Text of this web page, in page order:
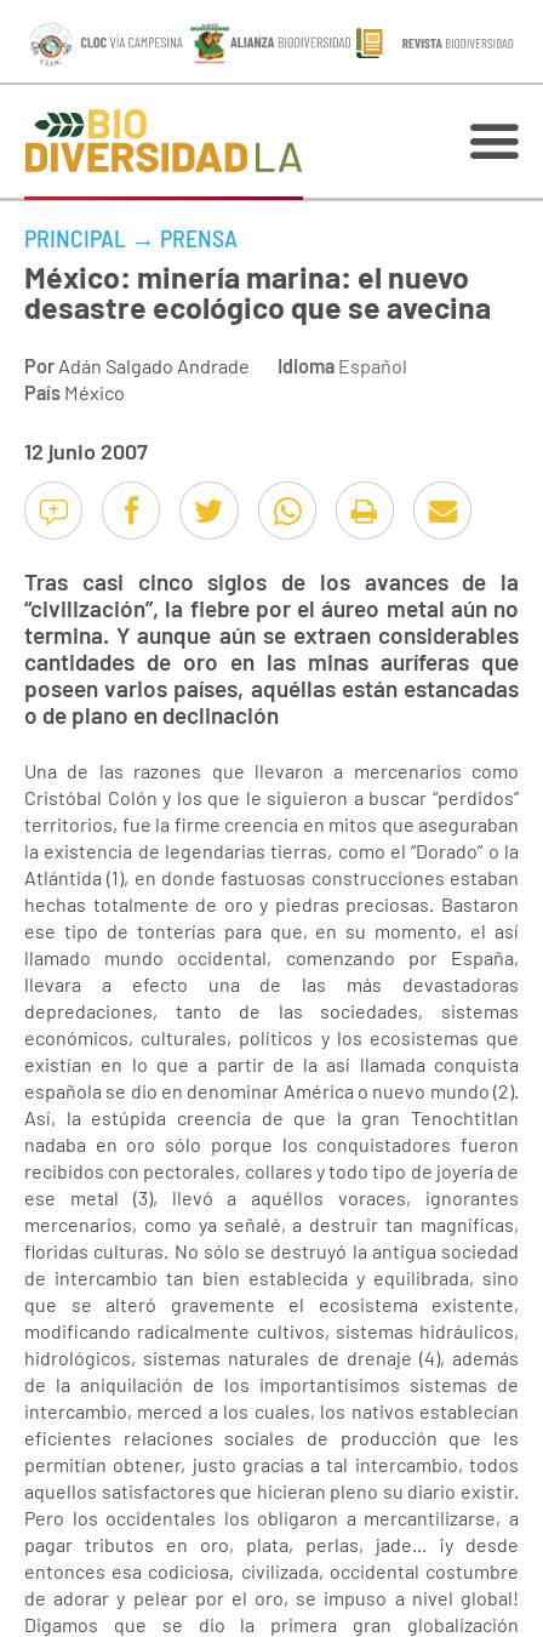
PRINCIPAL → PRENSA
México: minería marina: el nuevo
desastre ecológico que se avecina
Por Adán Salgado Andrade Idioma Español
País México
12 junio 2007
Tras casi cinco siglos de los avances de la
“civilización”, la fiebre por el áureo metal aún no
termina. Y aunque aún se extraen considerables
cantidades de oro en las minas auríferas que
poseen varios países, aquéllas están estancadas
o de plano en declinación
Una de las razones que llevaron a mercenarios como
Cristóbal Colón y los que le siguieron a buscar “perdidos”
territorios, fue la firme creencia en mitos que aseguraban
la existencia de legendarias tierras, como el “Dorado” o la
Atlántida (1), en donde fastuosas construcciones estaban
hechas totalmente de oro y piedras preciosas. Bastaron
ese tipo de tonterías para que, en su momento, el así
llamado mundo occidental, comenzando por España,
llevara a efecto una de las más devastadoras
depredaciones, tanto de las sociedades, sistemas
económicos, culturales, políticos y los ecosistemas que
existían en lo que a partir de la así llamada conquista
española se dio en denominar América o nuevo mundo (2).
Así, la estúpida creencia de que la gran Tenochtitlan
nadaba en oro sólo porque los conquistadores fueron
recibidos con pectorales, collares y todo tipo de joyería de
ese metal (3), llevó a aquéllos voraces, ignorantes
mercenarios, como ya señalé, a destruir tan magníficas,
floridas culturas. No sólo se destruyó la antigua sociedad
de intercambio tan bien establecida y equilibrada, sino
que se alteró gravemente el ecosistema existente,
modificando radicalmente cultivos, sistemas hidráulicos,
hidrológicos, sistemas naturales de drenaje (4), además
de la aniquilación de los importantísimos sistemas de
intercambio, merced a los cuales, los nativos establecían
eficientes relaciones sociales de producción que les
permitían obtener, justo gracias a tal intercambio, todos
aquellos satisfactores que hicieran pleno su diario existir.
Pero los occidentales los obligaron a mercantilizarse, a
pagar tributos en oro, plata, perlas, jade... ¡y desde
entonces esa codiciosa, civilizada, occidental costumbre
de adorar y pelear por el oro, se impuso a nivel global!
Digamos que se dio la primera gran globalización